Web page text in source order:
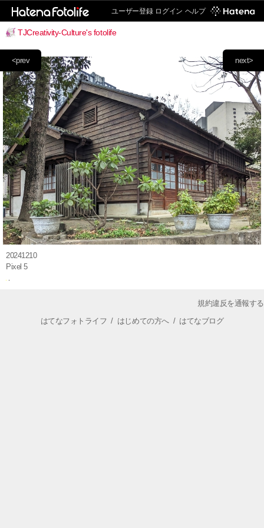
ユーザー登録 ログイン ヘルプ
TJCreativity-Culture's fotolife
next>
<prev
20241210
Pixel 5
規約違反を通報する
はてなフォトライフ / はじめての方へ/ はてなブログ